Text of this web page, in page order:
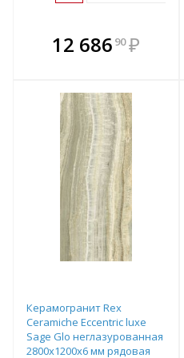
12 686 90 ₽
В комплекте
всегда выгоднее!
Керамогранит Rex
Ceramiche Eccentric luxe
Sage Glo неглазурованная
2800х1200х6 мм рядовая